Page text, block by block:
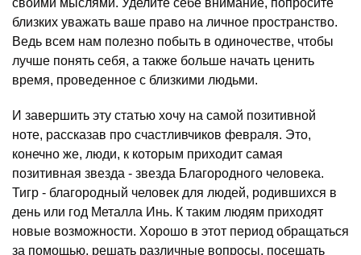
своими мыслями. Уделите себе внимание, попросите
близких уважать ваше право на личное пространство.
Ведь всем нам полезно побыть в одиночестве, чтобы
лучше понять себя, а также больше начать ценить
время, проведенное с близкими людьми.
И завершить эту статью хочу на самой позитивной
ноте, рассказав про счастливчиков февраля. Это,
конечно же, люди, к которым приходит самая
позитивная звезда - звезда Благородного человека.
Тигр - благородный человек для людей, родившихся в
день или год Металла Инь. К таким людям приходят
новые возможности. Хорошо в этот период обращаться
за помощью, решать различные вопросы, посещать